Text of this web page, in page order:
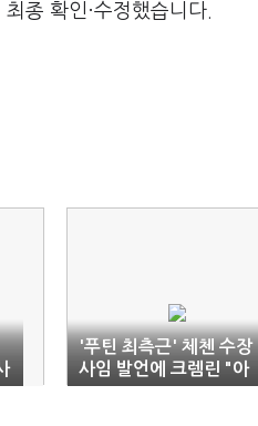
종 확인·수정했습니다.
'푸틴 최측근' 체첸 수장
사임 발언에 크렘린 "아
직은 그가 지도자"